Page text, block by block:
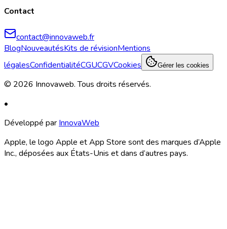
Contact
contact@innovaweb.fr
BlogNouveautésKits de révisionMentions
légalesConfidentialitéCGUCGVCookies Gérer les cookies
© 2026 Innovaweb.Tous droits réservés.
•
Développé par InnovaWeb
Apple, le logo Apple et App Store sont des marques d’Apple
Inc., déposées aux États-Unis et dans d’autres pays.